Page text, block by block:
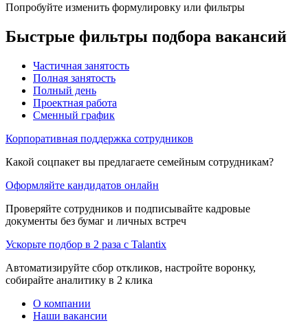
Попробуйте изменить формулировку или фильтры
Быстрые фильтры подбора вакансий
Частичная занятость
Полная занятость
Полный день
Проектная работа
Сменный график
Корпоративная поддержка сотрудников
Какой соцпакет вы предлагаете семейным сотрудникам?
Оформляйте кандидатов онлайн
Проверяйте сотрудников и подписывайте кадровые
документы без бумаг и личных встреч
Ускорьте подбор в 2 раза с Talantix
Автоматизируйте сбор откликов, настройте воронку,
собирайте аналитику в 2 клика
О компании
Наши вакансии